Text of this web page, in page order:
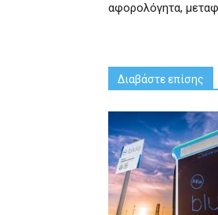
αφορολόγητα,
Διαβάστε επίσης